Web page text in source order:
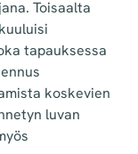
Toisaalta
tapauksessa
koskevien
luvan